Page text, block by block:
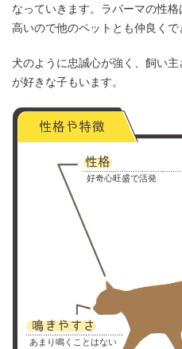
なっていきます。ラパーマの性
高いので他のペットとも仲良くで
犬のように忠誠心が強く、飼い
が好きな子もいます。
好奇心旺盛で活発
あまり鳴くことはない